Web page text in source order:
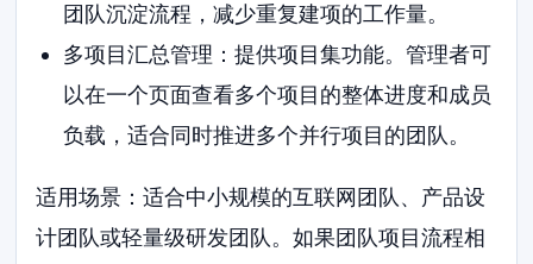
团队沉淀流程，减少重复建项的工作量。
多项目汇总管理：提供项目集功能。管理者可
以在一个页面查看多个项目的整体进度和成员
负载，适合同时推进多个并行项目的团队。
适用场景：适合中小规模的互联网团队、产品设
计团队或轻量级研发团队。如果团队项目流程相